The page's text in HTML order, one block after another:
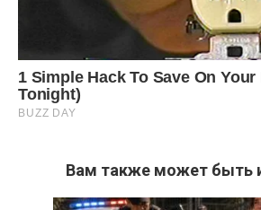
Вам также может быть